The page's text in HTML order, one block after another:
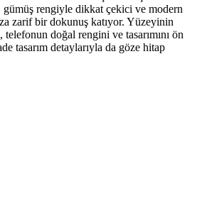
rengiyle dikkat çekici ve modern
zarif bir dokunuş katıyor. Yüzeyinin
telefonun doğal rengini ve tasarımını ön
tasarım detaylarıyla da göze hitap